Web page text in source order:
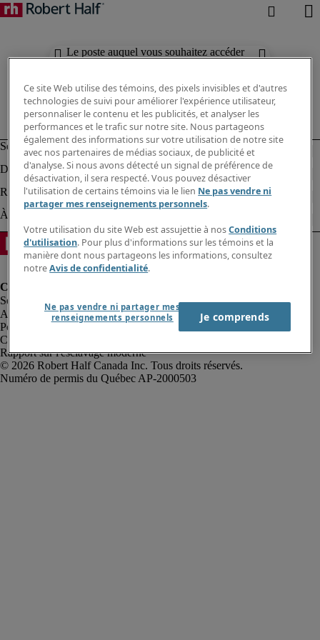
Le poste auquel vous souhaitez accéder
Alerte à la fraude
Politique de confidentialité
Conditions d’utilisation
Rapport sur l'esclavage moderne
Robert Half Canada Inc. Tous droits réservés.
Ce site Web utilise des témoins, des pixels invisibles et d'autres
technologies de suivi pour améliorer l'expérience utilisateur,
personnaliser le contenu et les publicités, et analyser les
performances et le trafic sur notre site. Nous partageons
également des informations sur votre utilisation de notre site
avec nos partenaires de médias sociaux, de publicité et
d'analyse. Si nous avons détecté un signal de préférence de
désactivation, il sera respecté. Vous pouvez désactiver
l'utilisation de certains témoins via le lien Ne pas vendre ni
partager mes renseignements personnels.
Votre utilisation du site Web est assujettie à nosConditions
d'utilisation. Pour plus d'informations sur les témoins et la
manière dont nous partageons les informations, consultez
notreAvis de confidentialité.
Ne pas vendre ni partager mes
renseignements personnels
Je comprends